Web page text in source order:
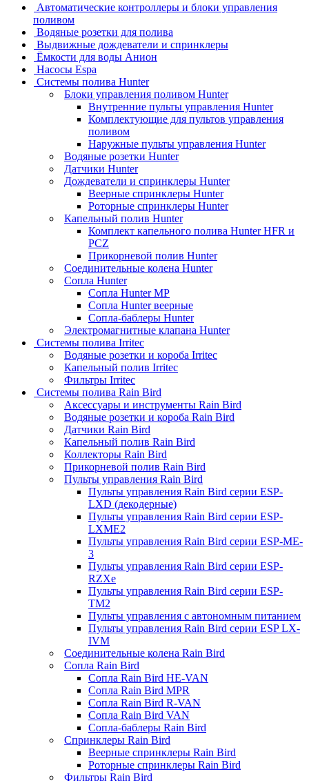
Автоматические контроллеры и блоки управления
поливом
Водяные розетки для полива
Выдвижные дождеватели и спринклеры
Ёмкости для воды Анион
Насосы Espa
Системы полива Hunter
Блоки управления поливом Hunter
Внутренние пульты управления Hunter
Комплектующие для пультов управления
поливом
Наружные пульты управления Hunter
Водяные розетки Hunter
Датчики Hunter
Дождеватели и спринклеры Hunter
Веерные спринклеры Hunter
Роторные спринклеры Hunter
Капельный полив Hunter
Комплект капельного полива Hunter HFR и
PCZ
Прикорневой полив Hunter
Соединительные колена Hunter
Сопла Hunter
Сопла Hunter MP
Сопла Hunter веерные
Сопла-баблеры Hunter
Электромагнитные клапана Hunter
Системы полива Irritec
Водяные розетки и короба Irritec
Капельный полив Irritec
Фильтры Irritec
Системы полива Rain Bird
Аксессуары и инструменты Rain Bird
Водяные розетки и короба Rain Bird
Датчики Rain Bird
Капельный полив Rain Bird
Коллекторы Rain Bird
Прикорневой полив Rain Bird
Пульты управления Rain Bird
Пульты управления Rain Bird серии ESP-
LXD (декодерные)
Пульты управления Rain Bird серии ESP-
LXME2
Пульты управления Rain Bird серии ESP-ME-
3
Пульты управления Rain Bird серии ESP-
RZXe
Пульты управления Rain Bird серии ESP-
TM2
Пульты управления с автономным питанием
Пульты управления Rain Bird серии ESP LX-
IVM
Соединительные колена Rain Bird
Сопла Rain Bird
Сопла Rain Bird HE-VAN
Сопла Rain Bird MPR
Сопла Rain Bird R-VAN
Сопла Rain Bird VAN
Сопла-баблеры Rain Bird
Спринклеры Rain Bird
Веерные спринклеры Rain Bird
Роторные спринклеры Rain Bird
Фильтры Rain Bird